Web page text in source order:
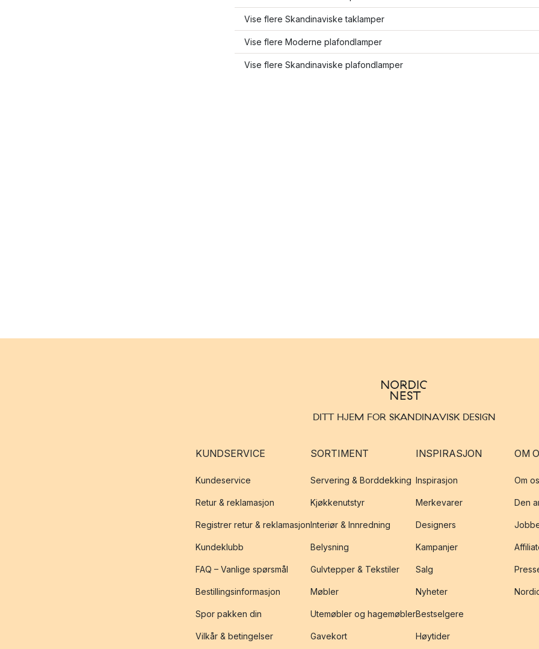
Vise flere Skandinaviske taklamper
Vise flere Moderne plafondlamper
Vise flere Skandinaviske plafondlamper
DITT HJEM FOR SKANDINAVISK DESIGN
KUNDSERVICE
Kundeservice
Retur & reklamasjon
Registrer retur & reklamasjon
Kundeklubb
FAQ – Vanlige spørsmål
Bestillingsinformasjon
Spor pakken din
Vilkår & betingelser
SORTIMENT
Servering & Borddekking
Kjøkkenutstyr
Interiør & Innredning
Belysning
Gulvtepper & Tekstiler
Møbler
Utemøbler og hagemøbler
Gavekort
INSPIRASJON
Inspirasjon
Merkevarer
Designers
Kampanjer
Salg
Nyheter
Bestselgere
Høytider
OM
Om
Den